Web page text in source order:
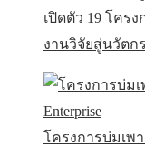
เปิดตัว 19 โคร
งานวิจัยสู่นวัตก
โครงการบ่มเพา